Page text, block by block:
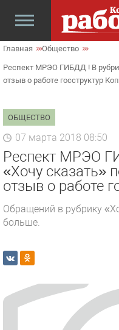
Главная Общество
Респект МРЭО ГИБДД ! В
отзыв о работе госструктур
ОБЩЕСТВО
07 марта 2018 08:50
Респект МРЭО
«Хочу сказать»
отзыв о работе
Обращений в рубрику
больше.